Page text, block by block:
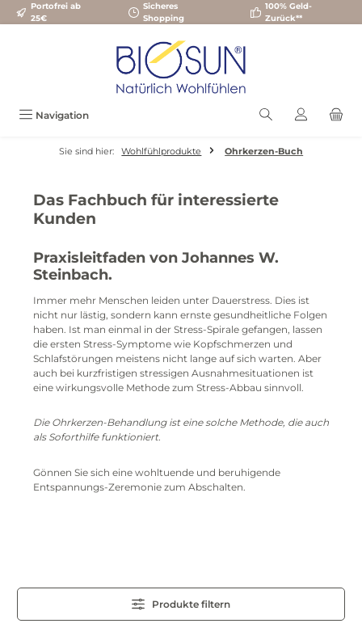
Zum Hauptinhalt springen
Portofrei ab
25€
Sicheres
Shopping
100% Geld-
Zurück**
Navigation
Sie sind hier: Wohlfühlprodukte Ohrkerzen-Buch
Das Fachbuch für interessierte
Kunden
Praxisleitfaden von Johannes W.
Steinbach.
Immer mehr Menschen leiden unter Dauerstress. Dies ist
nicht nur lästig, sondern kann ernste gesundheitliche Folgen
haben. Ist man einmal in der Stress-Spirale gefangen, lassen
die ersten Stress-Symptome wie Kopfschmerzen und
Schlafstörungen meistens nicht lange auf sich warten. Aber
auch bei kurzfristigen stressigen Ausnahmesituationen ist
eine wirkungsvolle Methode zum Stress-Abbau sinnvoll.
Die Ohrkerzen-Behandlung ist eine solche Methode, die auch
als Soforthilfe funktioniert.
Gönnen Sie sich eine wohltuende und beruhigende
Entspannungs-Zeremonie zum Abschalten.
Produkte filtern